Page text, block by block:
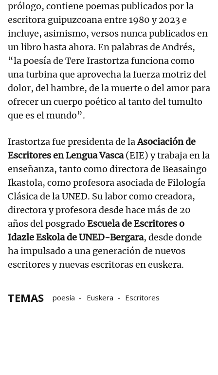
prólogo, contiene poemas publicados por la
escritora guipuzcoana entre 1980 y 2023 e
incluye, asimismo, versos nunca publicados en
un libro hasta ahora. En palabras de Andrés,
“la poesía de Tere Irastortza funciona como
una turbina que aprovecha la fuerza motriz del
dolor, del hambre, de la muerte o del amor para
ofrecer un cuerpo poético al tanto del tumulto
que es el mundo”.
Irastortza fue presidenta de laAsociación de
Escritores en Lengua Vasca(EIE) y trabaja en la
enseñanza, tanto como directora de Beasaingo
Ikastola, como profesora asociada de Filología
Clásica de la UNED. Su labor como creadora,
directora y profesora desde hace más de 20
años del posgrado Escuela de Escritores o
Idazle Eskola de UNED-Bergara, desde donde
ha impulsado a una generación de nuevos
escritores y nuevas escritoras en euskera.
TEMAS poesía Euskera Escritores